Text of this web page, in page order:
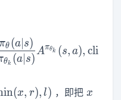
\max_{\theta}
θk (a∣ s)
θ (a∣ s)
Aπθk (s, a), clip
in(x, r), l ) ，即把 x
x